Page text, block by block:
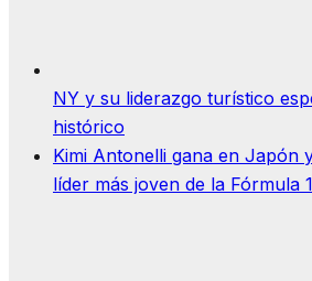
NY y su liderazgo turístico
histórico
Kimi Antonelli gana en Japón
líder más joven de la Fórmula 1